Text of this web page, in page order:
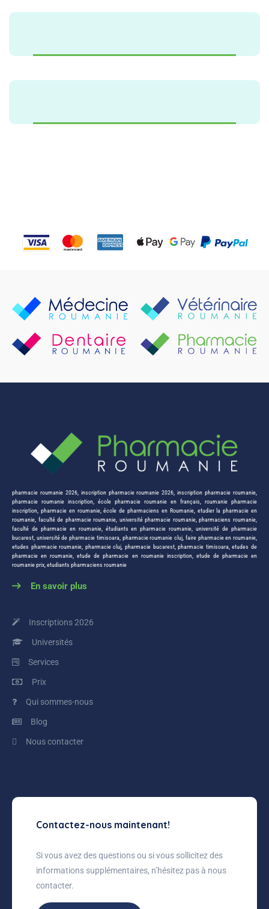
pharmacie roumanie 2026, inscription pharmacie roumanie 2026 ,inscription pharmacie roumanie
pharmacie roumanie inscription
école pharmacie roumanie en français
roumanie pharmacie
inscription pharmacie en roumanie,école de pharmaciens en Roumanie, etudier la pharmacie en
roumanie faculté de pharmacie roumanie université pharmacie roumanie,pharmaciens roumanie
faculté de pharmacie en roumanie, étudiants en pharmacie roumanie ,université de pharmacie
bucarest université de pharmacie timisoara, pharmacie roumanie cluj faire pharmacie en roumanie
etudes pharmacie roumanie pharmacie cluj ,pharmacie bucarest,pharmacie timisoara,etudes de
pharmacie en roumanie ,etude de pharmacie en roumanie inscription, etude de pharmacie en
roumanie prix etudiants pharmaciens roumanie
En savoir plus
Inscriptions 2026
Universités
Services
Prix
Qui sommes-nous
Blog
Nous contacter
Contactez-nous maintenant!
Si vous avez des questions ou si vous sollicitez des
informations supplémentaires, n’hésitez pas à nous
contacter.